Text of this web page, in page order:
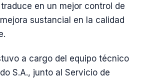
en un mejor control de
sustancial en la calidad
a cargo del equipo técnico
S.A., junto al Servicio de